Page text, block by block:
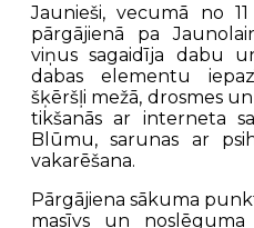
Jaunieši, vecumā no
pārgājienā pa
viņus sagaidīja dabu
dabas elementu
šķēršļi mežā, drosmes
tikšanās ar interneta
Blūmu, sarunas ar
vakarēšana.
Pārgājiena sākuma
masīvs un